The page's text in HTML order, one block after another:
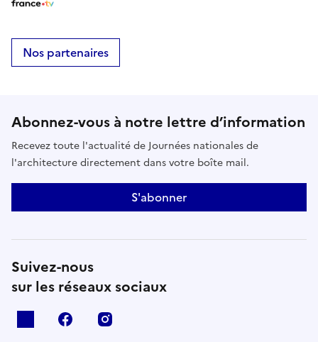
Nos partenaires
Abonnez-vous à notre lettre d’information
Recevez toute l'actualité de Journées nationales de
l'architecture directement dans votre boîte mail.
S'abonner
Suivez-nous
sur les réseaux sociaux
facebook